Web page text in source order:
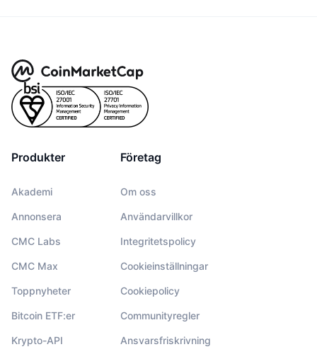
Produkter
Akademi
Annonsera
CMC Labs
CMC Max
Toppnyheter
Bitcoin ETF:er
Krypto-API
Företag
Om oss
Användarvillkor
Integritetspolicy
Cookieinställningar
Cookiepolicy
Communityregler
Ansvarsfriskrivning